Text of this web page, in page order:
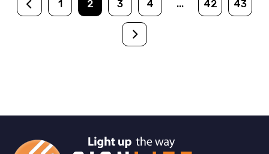
1 2 3 4 ... 42 43